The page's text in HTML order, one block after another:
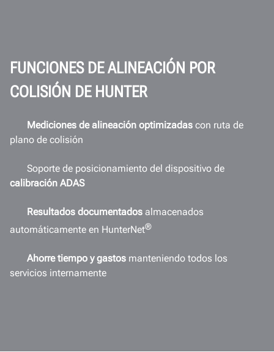
Videos
Software
Espacio de trabajo
Conectividad
Documentos
OBTENGA UNA COTIZACIÓN
FUNCIONES DE ALINEACIÓN POR
COLISIÓN DE HUNTER
Mediciones de alineación optimizadas con ruta de
plano de colisión
Soporte de posicionamiento del dispositivo de
calibración ADAS
Resultados documentados almacenados
automáticamente en HunterNet®
Ahorre tiempo y gastos manteniendo todos los
servicios internamente